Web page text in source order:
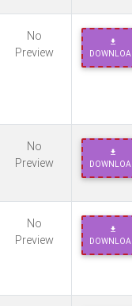
No
Preview
No
Preview
No
Preview